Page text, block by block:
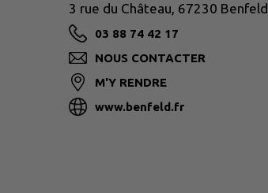
3 rue du Château, 67230 Benfeld
03 88 74 42 17
NOUS CONTACTER
M'Y RENDRE
www.benfeld.fr